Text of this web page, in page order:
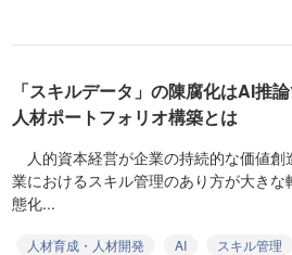
「スキルデータ」の陳腐化はAI
人材ポートフォリオ構築とは
人的資本経営が企業の持続的な価値
業におけるスキル管理のあり方が大き
態化...
人材育成・人材開発 AI
スキル管理